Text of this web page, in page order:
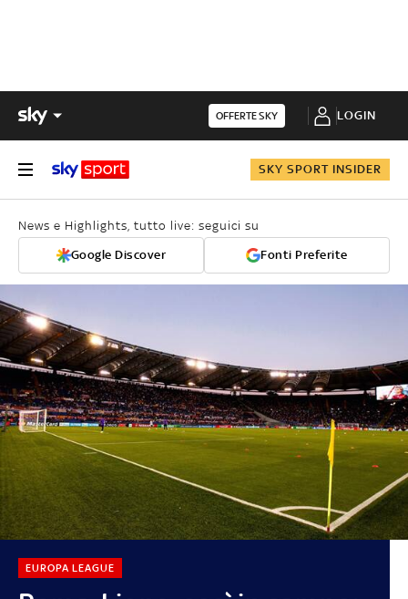
OFFERTE SKY LOGIN
SKY SPORT INSIDER
News e Highlights, tutto live: seguici su
Google Discover Fonti Preferite
EUROPA LEAGUE